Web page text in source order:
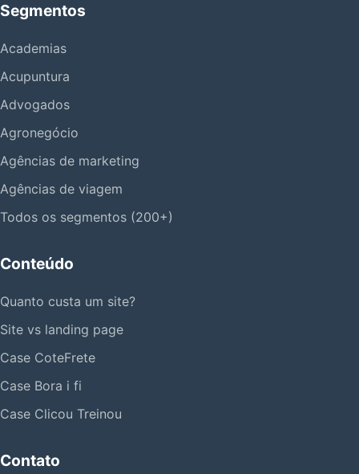
Segmentos
Academias
Acupuntura
Advogados
Agronegócio
Agências de marketing
Agências de viagem
Todos os segmentos (200+)
Conteúdo
Quanto custa um site?
Site vs landing page
Case CoteFrete
Case Bora i fi
Case Clicou Treinou
Contato